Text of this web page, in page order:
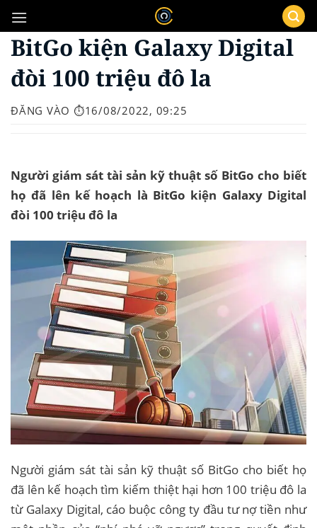
qua
nội
BitGo kiện Galaxy Digital
đòi 100 triệu đô la
ĐĂNG VÀO ⏱️16/08/2022, 09:25
Người giám sát tài sản kỹ thuật số BitGo cho biết
họ đã lên kế hoạch là BitGo kiện Galaxy Digital
đòi 100 triệu đô la
Người giám sát tài sản kỹ thuật số BitGo cho biết họ
đã lên kế hoạch tìm kiếm thiệt hại hơn 100 triệu đô la
từ Galaxy Digital, cáo buộc công ty đầu tư nợ tiền như